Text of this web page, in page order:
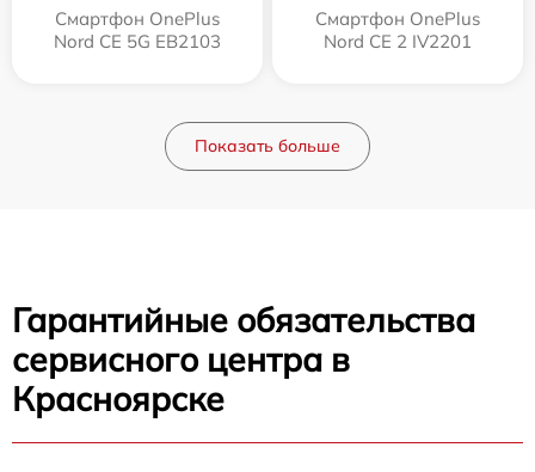
Смартфон OnePlus
Nord CE 5G EB2103
Смартфон OnePlus
Nord CE 2 IV2201
Показать больше
Гарантийные обязательства
сервисного центра в
Красноярске